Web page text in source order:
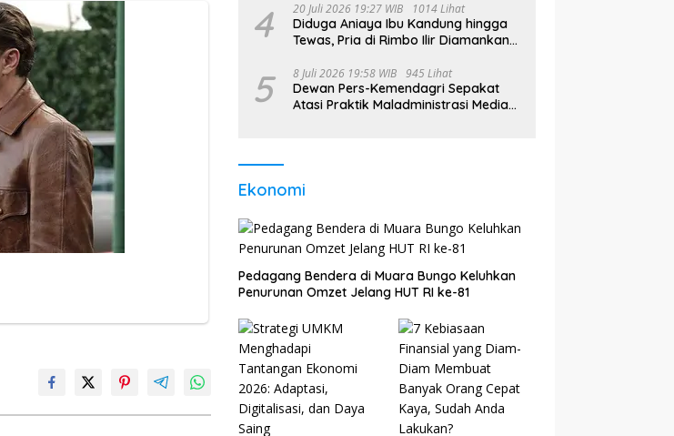
4 20 Juli 2026 19:27 WIB 1014 Lihat
Diduga Aniaya Ibu Kandung hingga
Tewas, Pria di Rimbo Ilir Diamankan
5 8 Juli 2026 19:58 WIB 945 Lihat
Dewan Pers-Kemendagri Sepakat
Atasi Praktik Maladministrasi Media
Ekonomi
Pedagang Bendera di Muara Bungo Keluhkan
Penurunan Omzet Jelang HUT RI ke-81